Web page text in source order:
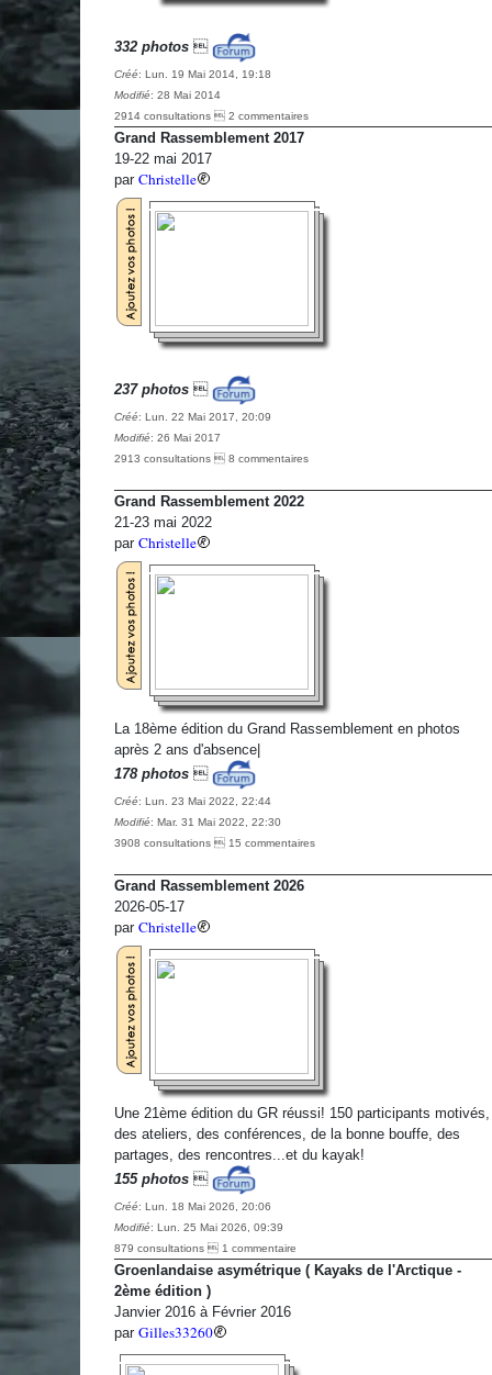
332 photos
Créé: Lun. 19 Mai 2014, 19:18
Modifié: 28 Mai 2014
2914 consultations  2 commentaires
Grand Rassemblement 2017
19-22 mai 2017
par Christelle
237 photos
Créé: Lun. 22 Mai 2017, 20:09
Modifié: 26 Mai 2017
2913 consultations  8 commentaires
Grand Rassemblement 2022
21-23 mai 2022
par Christelle
La 18ème édition du Grand Rassemblement en photos
après 2 ans d'absence|
178 photos
Créé: Lun. 23 Mai 2022, 22:44
Modifié: Mar. 31 Mai 2022, 22:30
3908 consultations  15 commentaires
Grand Rassemblement 2026
2026-05-17
par Christelle
Une 21ème édition du GR réussi! 150 participants motivés,
des ateliers, des conférences, de la bonne bouffe, des
partages, des rencontres...et du kayak!
155 photos
Créé: Lun. 18 Mai 2026, 20:06
Modifié: Lun. 25 Mai 2026, 09:39
879 consultations  1 commentaire
Groenlandaise asymétrique ( Kayaks de l'Arctique -
2ème édition )
Janvier 2016 à Février 2016
par Gilles33260